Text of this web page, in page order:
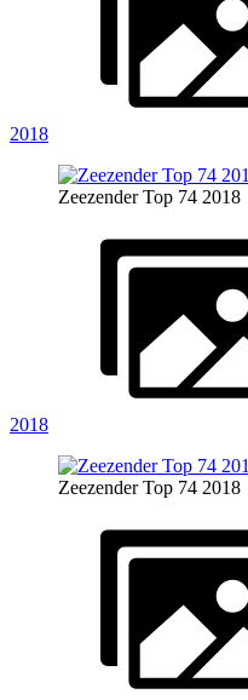
2018
Zeezender Top 74 2018
2018
Zeezender Top 74 2018